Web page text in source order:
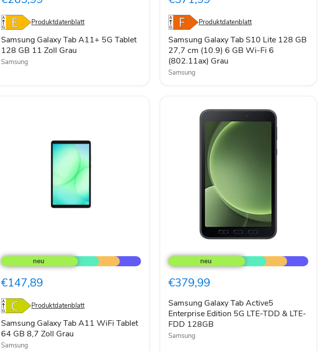
128
GB
11
Zoll
Grau
Produktdatenblatt
Samsung Galaxy Tab A11+ 5G Tablet
128 GB 11 Zoll Grau
Samsung
GB
27,7
cm
(10.9)
6
GB
Wi-
Produktdatenblatt
Samsung Galaxy Tab S10 Lite 128 GB
27,7 cm (10.9) 6 GB Wi-Fi 6
(802.11ax) Grau
Samsung
Galaxy
Tab
WiFi
64
GB
8,7
Zoll
Grau
€147,89
Produktdatenblatt
Samsung Galaxy Tab A11 WiFi Tablet
64 GB 8,7 Zoll Grau
Samsung
Galaxy
Tab
Enterprise
5G
LTE-
TDD
&
LTE-
€379,99
Samsung Galaxy Tab Active5
Enterprise Edition 5G LTE-TDD & LTE-
FDD 128GB
Samsung